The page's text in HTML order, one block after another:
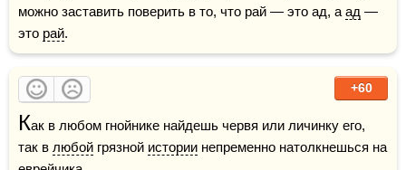
можно заставить поверить в то, что рай — это ад, а ад —
это рай.
+60
Как в любом гнойнике найдешь червя или личинку его,
так в любой грязной истории непременно натолкнешься на